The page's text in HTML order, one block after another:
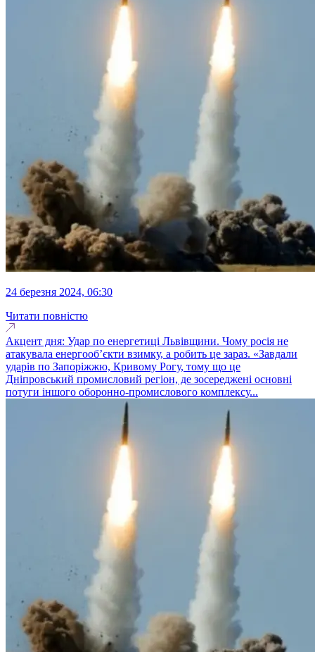
24 березня 2024, 06:30
Читати повністю
Акцент дня: Удар по енергетиці Львівщини. Чому росія не
атакувала енергооб’єкти взимку, а робить це зараз. «Завдали
ударів по Запоріжжю, Кривому Рогу, тому що це
Дніпровський промисловий регіон, де зосереджені основні
потуги іншого оборонно-промислового комплексу...